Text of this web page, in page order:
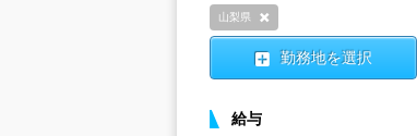
山梨県
勤務地を選択
給与